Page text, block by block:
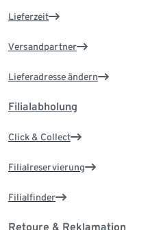
Lieferzeit
Versandpartner
Lieferadresse ändern
Filialabholung
Click & Collect
Filialreservierung
Filialfinder
Retoure & Reklamation